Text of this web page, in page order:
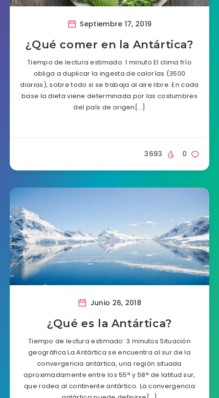
Septiembre 17, 2019
¿Qué comer en la Antártica?
Tiempo de lectura estimado: 1 minuto El clima frío
obliga a duplicar la ingesta de calorías (3500
diarias), sobre todo si se trabaja al aire libre. En cada
base la dieta viene determinada por las costumbres
del país de origen[…]
0
3693
Junio 26, 2018
¿Qué es la Antártica?
Tiempo de lectura estimado: 3 minutos Situación
geográfica La Antártica se encuentra al sur de la
convergencia antártica, una región situada
aproximadamente entre los 55° y 58° de latitud sur,
que rodea al continente antártico. La convergencia